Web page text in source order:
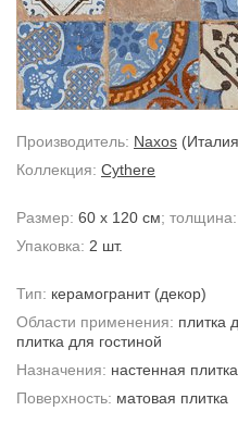
Производитель: Naxos
Коллекция: Cythere
Размер: 60 x 120 см; толщина:
Упаковка: 2 шт.
Тип: керамогранит (декор)
Области применения: плитка
плитка для гостиной
Назначения: настенная плитка
Поверхность: матовая плитка